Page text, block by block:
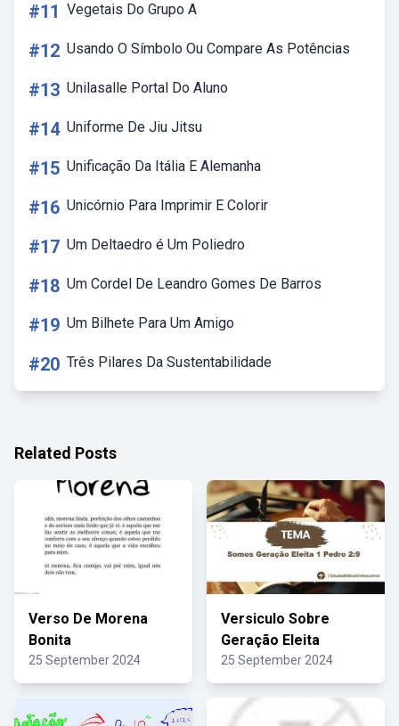
#11 Vegetais Do Grupo A
#12 Usando O Símbolo Ou Compare As Potências
#13 Unilasalle Portal Do Aluno
#14 Uniforme De Jiu Jitsu
#15 Unificação Da Itália E Alemanha
#16 Unicórnio Para Imprimir E Colorir
#17 Um Deltaedro é Um Poliedro
#18 Um Cordel De Leandro Gomes De Barros
#19 Um Bilhete Para Um Amigo
#20 Três Pilares Da Sustentabilidade
Related Posts
Verso De Morena
Bonita
25 September 2024
Versiculo Sobre
Geração Eleita
25 September 2024